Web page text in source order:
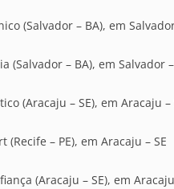
(Salvador – BA), em
(Salvador – BA), em Salvador
(Aracaju – SE), em Aracaju –
(Recife – PE), em Aracaju – SE
(Aracaju – SE), em Aracaju